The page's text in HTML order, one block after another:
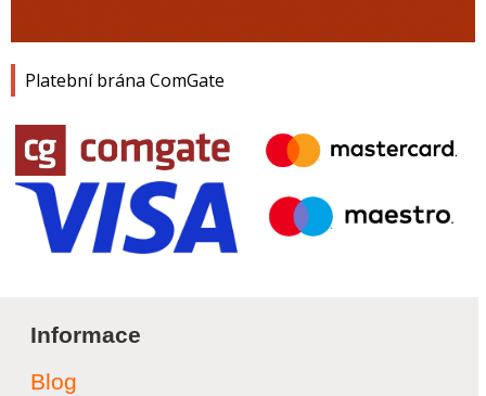
Platební brána ComGate
Informace
Blog